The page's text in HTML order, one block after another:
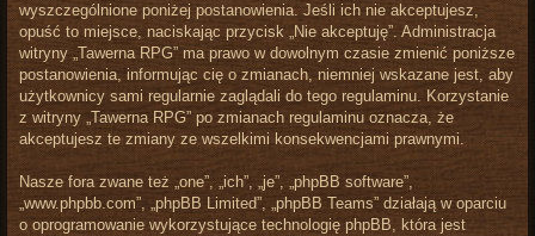
wyszczególnione poniżej postanowienia. Jeśli ich nie akceptujesz,
opuść to miejsce, naciskając przycisk „Nie akceptuję”. Administracja
witryny „Tawerna RPG” ma prawo w dowolnym czasie zmienić poniższe
postanowienia, informując cię o zmianach, niemniej wskazane jest, aby
użytkownicy sami regularnie zaglądali do tego regulaminu. Korzystanie
z witryny „Tawerna RPG” po zmianach regulaminu oznacza, że
akceptujesz te zmiany ze wszelkimi konsekwencjami prawnymi.
Nasze fora zwane też „one”, „ich”, „je”, „phpBB software”,
„www.phpbb.com”, „phpBB Limited”, „phpBB Teams” działają w oparciu
o oprogramowanie wykorzystujące technologię phpBB, która jest